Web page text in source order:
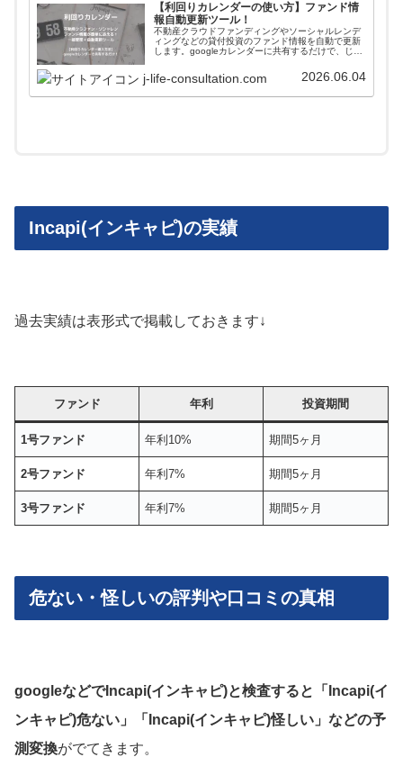
【利回りカレンダーの使い方】ファンド情
報自動更新ツール！
不動産クラウドファンディングやソーシャルレンデ
ィングなどの貸付投資のファンド情報を自動で更新
します。googleカレンダーに共有するだけで、じぇ
自動更新されます。使い方や導入方法を解説してい
ます。
j-life-consultation.com 2026.06.04
Incapi(インキャピ)の実績
過去実績は表形式で掲載しておきます↓
ファンド 年利 投資期間
1号ファンド 年利10% 期間5ヶ月
2号ファンド 年利7% 期間5ヶ月
3号ファンド 年利7% 期間5ヶ月
危ない・怪しいの評判や口コミの真相
googleなどでIncapi(インキャピ)と検査すると「Incapi(イ
ンキャピ)危ない」「Incapi(インキャピ)怪しい」などの予
測変換がでてきます。